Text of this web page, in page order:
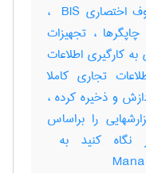
[سیستم اطلاعات تجاری] با حروف اختصاری ‎ BIS ،
، تجهیزات
به کارگیری اطلاعات
تجاری کاملا
و ذخیره کرده ،
را براساس